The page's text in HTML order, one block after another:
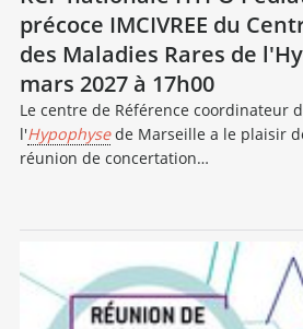
précoce IMCIVREE du
des Maladies Rares de
mars 2027 à 17h00
Le centre de Référence coordinateur
l'Hypophysede Marseille a le plaisir
réunion de concertation…